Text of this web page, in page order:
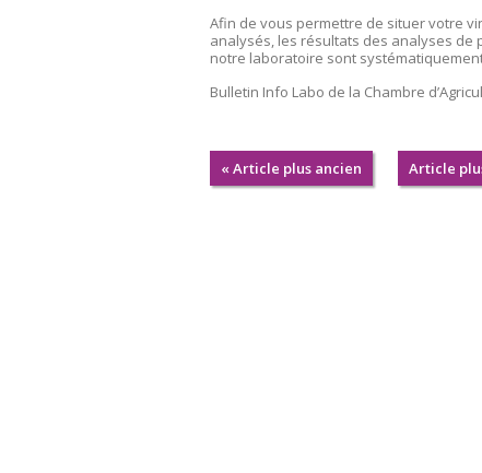
Afin de vous permettre de situer votre
analysés, les résultats des analyses de
notre laboratoire sont
Bulletin Info Labo de la Chambre
« Article plus ancien Article